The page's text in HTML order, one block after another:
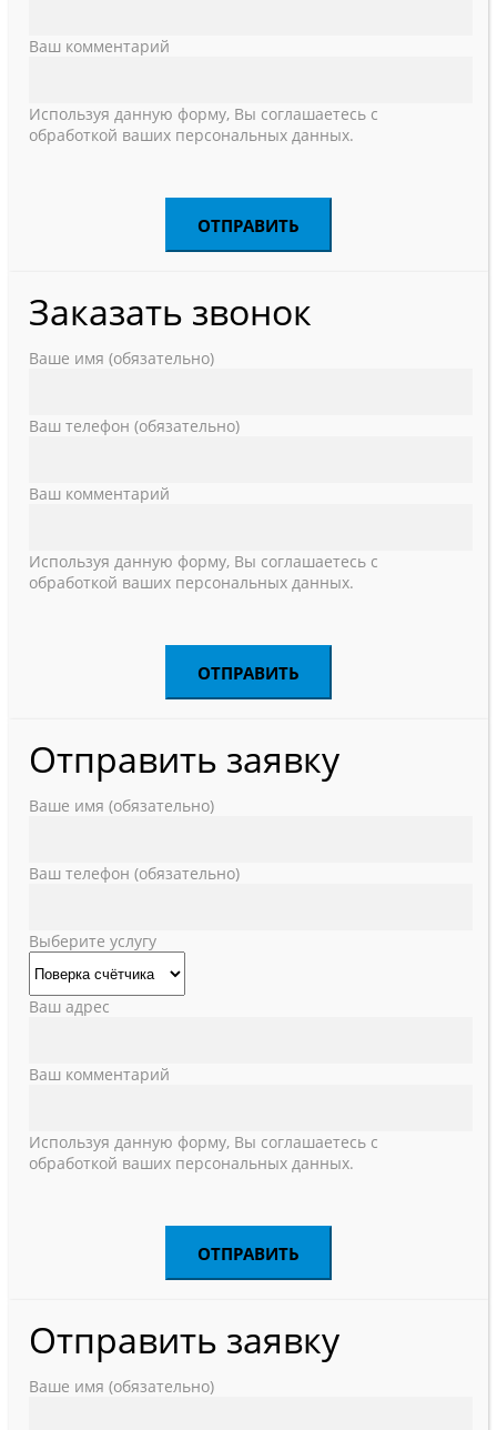
Ваш комментарий
Используя данную форму, Вы соглашаетесь с
обработкой ваших персональных данных.
Заказать звонок
Ваше имя (обязательно)
Ваш телефон (обязательно)
Ваш комментарий
Используя данную форму, Вы соглашаетесь с
обработкой ваших персональных данных.
Отправить заявку
Ваше имя (обязательно)
Ваш телефон (обязательно)
Выберите услугу
Ваш адрес
Ваш комментарий
Используя данную форму, Вы соглашаетесь с
обработкой ваших персональных данных.
Отправить заявку
Ваше имя (обязательно)